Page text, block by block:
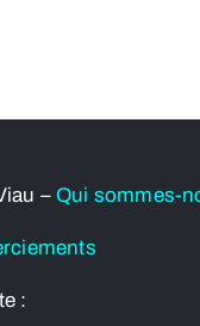
– Qui sommes-
: